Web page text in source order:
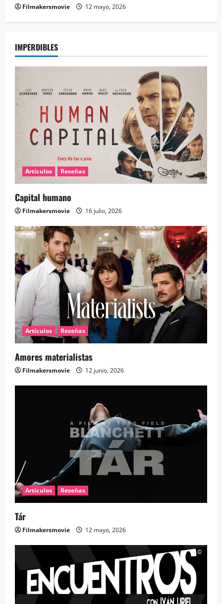
Filmakersmovie 12 mayo, 2026
IMPERDIBLES
Artículos Reseñas
Capital humano
Filmakersmovie 16 julio, 2026
Artículos Reseñas
Amores materialistas
Filmakersmovie 12 junio, 2026
Artículos Reseñas
Tár
Filmakersmovie 12 mayo, 2026